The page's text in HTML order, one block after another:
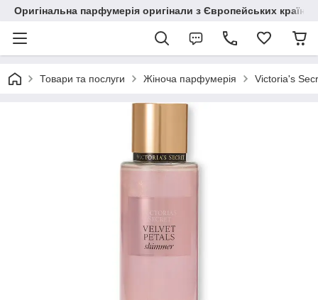
Оригінальна парфумерія оригінали з Європейських країн
Товари та послуги Жіноча парфумерія Victoria's